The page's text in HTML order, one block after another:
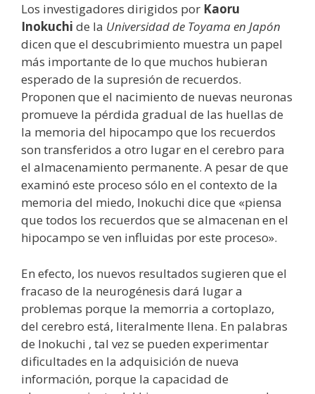
Los investigadores dirigidos por Kaoru
Inokuchi de la Universidad de Toyama en Japón
dicen que el descubrimiento muestra un papel
más importante de lo que muchos hubieran
esperado de la supresión de recuerdos.
Proponen que el nacimiento de nuevas neuronas
promueve la pérdida gradual de las huellas de
la memoria del hipocampo que los recuerdos
son transferidos a otro lugar en el cerebro para
el almacenamiento permanente. A pesar de que
examinó este proceso sólo en el contexto de la
memoria del miedo, Inokuchi dice que «piensa
que todos los recuerdos que se almacenan en el
hipocampo se ven influidas por este proceso».
En efecto, los nuevos resultados sugieren que el
fracaso de la neurogénesis dará lugar a
problemas porque la memorria a cortoplazo,
del cerebro está, literalmente llena. En palabras
de Inokuchi , tal vez se pueden experimentar
dificultades en la adquisición de nueva
información, porque la capacidad de